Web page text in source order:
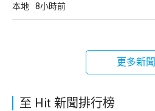
本地 8小時前
更多新聞
至 Hit 新聞排行榜